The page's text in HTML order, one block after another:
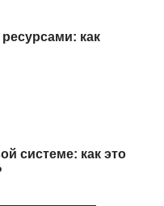
как
системе: как это